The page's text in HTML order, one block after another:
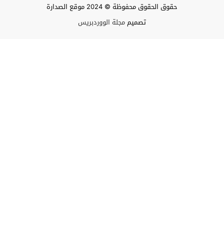
حقوق الحقوق محفوظة © 2024 موقع الصدارة
تصميممجلة الووردبريس